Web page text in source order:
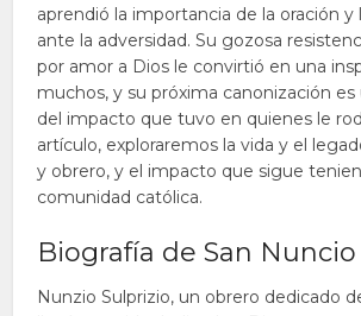
aprendió la importancia de la oración y
ante la adversidad. Su gozosa
por amor a Dios le convirtió en una
muchos, y su próxima canonización
del impacto que tuvo en quienes le
artículo, exploraremos la vida y el
y obrero, y el impacto que sigue
comunidad católica.
Biografía de San
Nunzio Sulprizio, un obrero dedicado